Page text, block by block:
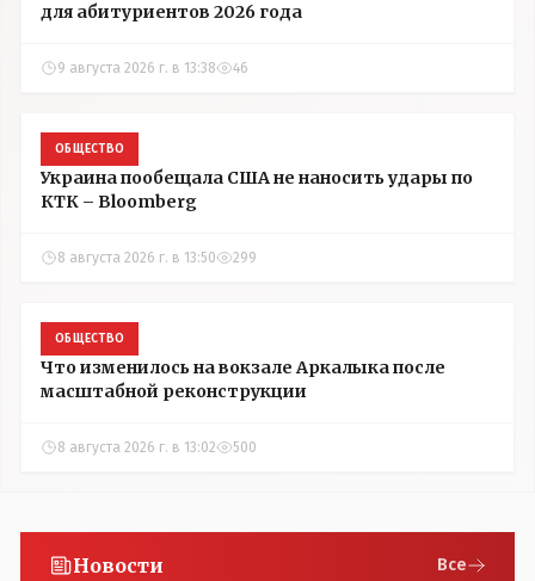
для абитуриентов 2026 года
9 августа 2026 г. в 13:38 46
ОБЩЕСТВО
Украина пообещала США не наносить удары по
КТК – Bloomberg
8 августа 2026 г. в 13:50 299
ОБЩЕСТВО
Что изменилось на вокзале Аркалыка после
масштабной реконструкции
8 августа 2026 г. в 13:02 500
Новости Все